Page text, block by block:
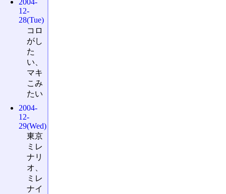
2004-
12-
28(Tue)
コロ
がし
た
い、
マキ
こみ
たい
2004-
12-
29(Wed)
東京
ミレ
ナリ
オ、
ミレ
ナイ